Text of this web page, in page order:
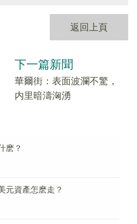
返回上頁
下一篇新聞
華爾街：表面波瀾不驚，
内里暗濤洶湧
麽？
元資產怎麽走？